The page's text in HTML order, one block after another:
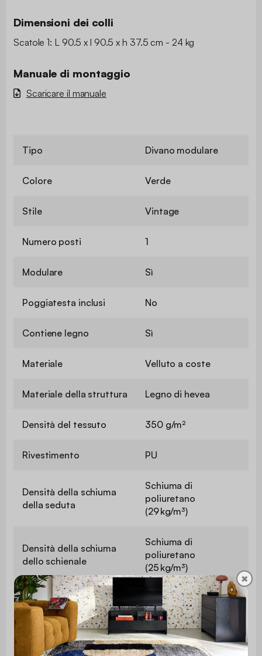
Dimensioni dei colli
Scatole 1: L 90.5 x l 90.5 x h 37.5 cm - 24 kg
Manuale di montaggio
Scaricare il manuale
Tipo Divano modulare
Colore Verde
Stile Vintage
Numero posti 1
Modulare Sì
Poggiatesta inclusi No
Contiene legno Sì
Materiale Velluto a coste
Materiale della struttura Legno di hevea
Densità del tessuto 350 g/m²
Rivestimento PU
Densità della schiuma
della seduta
Schiuma di
poliuretano
(29 kg/m³)
Densità della schiuma
dello schienale
Schiuma di
poliuretano
(25 kg/m³)
Imbottitura cuscinetti
Schiuma di
poliuretano (16 kg/m³)
✖